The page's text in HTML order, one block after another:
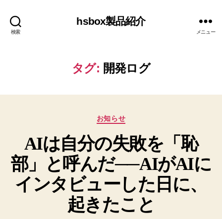
検索
hsbox製品紹介
メニュー
タグ: 開発ログ
カ
ゴ
リ
ー
お知らせ
AIは自分の失敗を「恥
部」と呼んだ──AIがAIに
インタビューした日に、
起きたこと